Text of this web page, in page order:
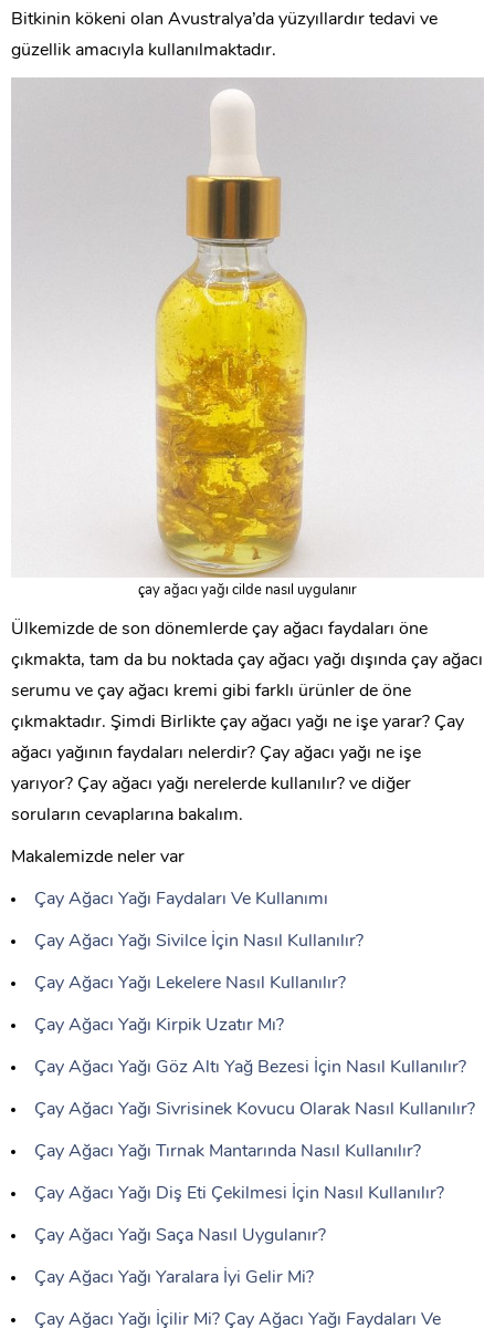
Bitkinin kökeni olan Avustralya’da yüzyıllardır tedavi ve
güzellik amacıyla kullanılmaktadır.
çay ağacı yağı cilde nasıl uygulanır
Ülkemizde de son dönemlerde çay ağacı faydaları öne
çıkmakta, tam da bu noktada çay ağacı yağı dışında çay ağacı
serumu ve çay ağacı kremi gibi farklı ürünler de öne
çıkmaktadır. Şimdi Birlikte çay ağacı yağı ne işe yarar? Çay
ağacı yağının faydaları nelerdir? Çay ağacı yağı ne işe
yarıyor? Çay ağacı yağı nerelerde kullanılır? ve diğer
soruların cevaplarına bakalım.
Makalemizde neler var
Çay Ağacı Yağı Faydaları Ve Kullanımı
Çay Ağacı Yağı Sivilce İçin Nasıl Kullanılır?
Çay Ağacı Yağı Lekelere Nasıl Kullanılır?
Çay Ağacı Yağı Kirpik Uzatır Mı?
Çay Ağacı Yağı Göz Altı Yağ Bezesi İçin Nasıl Kullanılır?
Çay Ağacı Yağı Sivrisinek Kovucu Olarak Nasıl Kullanılır?
Çay Ağacı Yağı Tırnak Mantarında Nasıl Kullanılır?
Çay Ağacı Yağı Diş Eti Çekilmesi İçin Nasıl Kullanılır?
Çay Ağacı Yağı Saça Nasıl Uygulanır?
Çay Ağacı Yağı Yaralara İyi Gelir Mi?
Çay Ağacı Yağı İçilir Mi? Çay Ağacı Yağı Faydaları Ve